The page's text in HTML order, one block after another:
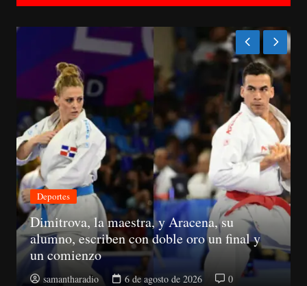
Deportes
Dimitrova, la maestra, y Aracena, su
alumno, escriben con doble oro un final y
un comienzo
samantharadio 6 de agosto de 2026 0